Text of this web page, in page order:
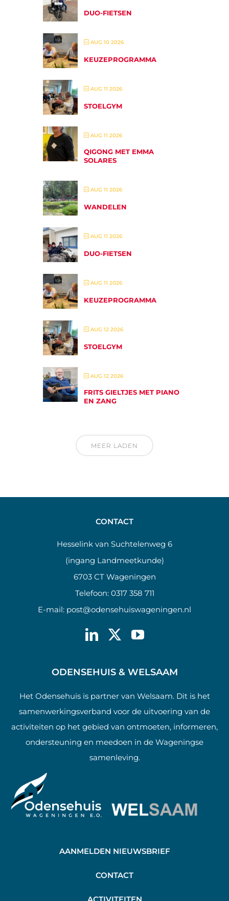
DUO-FIETSEN
AUG 10 2026
KEUZEPROGRAMMA
AUG 11 2026
STOELGYM
AUG 11 2026
QIGONG MET EMMA
SOLARES
AUG 11 2026
WANDELEN
AUG 11 2026
DUO-FIETSEN
AUG 11 2026
KEUZEPROGRAMMA
AUG 12 2026
STOELGYM
AUG 12 2026
FRITS GIELTJES MET PIANO
EN ZANG
MEER LADEN
CONTACT
Hesselink van Suchtelenweg 6
(ingang Landmeetkunde)
6703 CT Wageningen
Telefoon: 0317 358 711
E-mail: post@odensehuiswageningen.nl
ODENSEHUIS & WELSAAM
Het Odensehuis is partner van Welsaam. Dit is het
samenwerkingsverband voor de uitvoering van de
activiteiten op het gebied van ontmoeten, informeren,
ondersteuning en meedoen in de Wageningse
samenleving.
AANMELDEN NIEUWSBRIEF
CONTACT